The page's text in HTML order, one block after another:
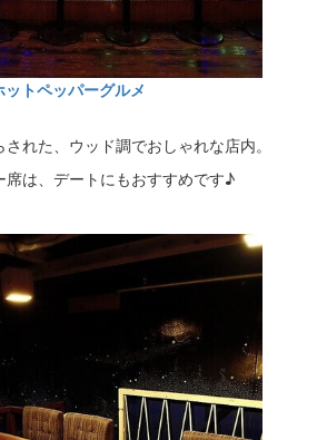
ットペッパーグルメ
れた、ウッド調でおしゃれな店内。
は、デートにもおすすめです♪